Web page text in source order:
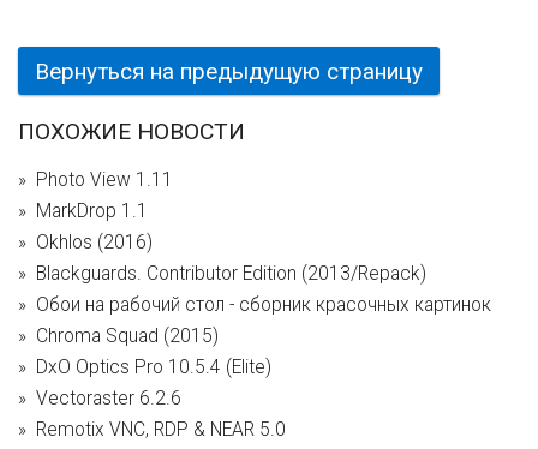
Вернуться на предыдущую страницу
ПОХОЖИЕ НОВОСТИ
Photo View 1.11
MarkDrop 1.1
Okhlos (2016)
Blackguards. Contributor Edition (2013/Repack)
Обои на рабочий стол - cборник красочных картинок
Chroma Squad (2015)
DxO Optics Pro 10.5.4 (Elite)
Vectoraster 6.2.6
Remotix VNC, RDP & NEAR 5.0